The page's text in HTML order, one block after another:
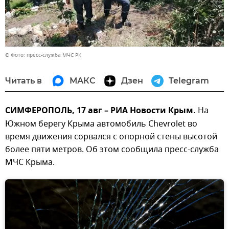
© Фото: пресс-служба МЧС РК
Читать в МАКС Дзен Telegram
СИМФЕРОПОЛЬ, 17 авг – РИА Новости Крым. На
Южном берегу Крыма автомобиль Chevrolet во
время движения сорвался с опорной стены высотой
более пяти метров. Об этом сообщила пресс-служба
МЧС Крыма.